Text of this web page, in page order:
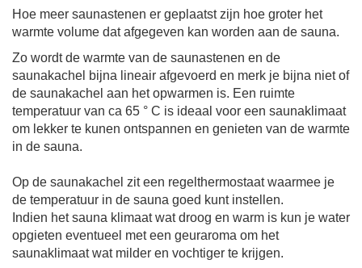
Hoe meer saunastenen er geplaatst zijn hoe groter het
warmte volume dat afgegeven kan worden aan de sauna.
Zo wordt de warmte van de saunastenen en de
saunakachel bijna lineair afgevoerd en merk je bijna niet of
de saunakachel aan het opwarmen is. Een ruimte
temperatuur van ca 65 ° C is ideaal voor een saunaklimaat
om lekker te kunen ontspannen en genieten van de warmte
in de sauna.
Op de saunakachel zit een regelthermostaat waarmee je
de temperatuur in de sauna goed kunt instellen.
Indien het sauna klimaatwatdroog en warm is kun je water
opgieten eventueel met een geuraroma om het
saunaklimaat wat milder en vochtiger te krijgen.